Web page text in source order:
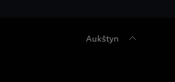
Aukštyn